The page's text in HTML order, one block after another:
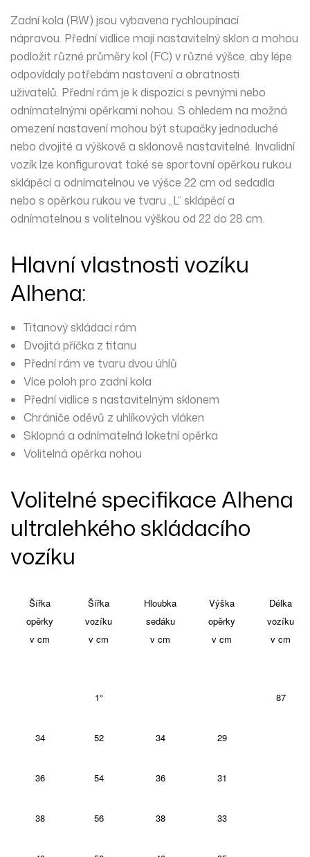
Zadní kola (RW) jsou vybavena rychloupínací
nápravou. Přední vidlice mají nastavitelný sklon a mohou
podložit různé průměry kol (FC) v různé výšce, aby lépe
odpovídaly potřebám nastavení a obratnosti
uživatelů. Přední rám je k dispozici s pevnými nebo
odnímatelnými opěrkami nohou. S ohledem na možná
omezení nastavení mohou být stupačky jednoduché
nebo dvojité a výškově a sklonově nastavitelné. Invalidní
vozík lze konfigurovat také se sportovní opěrkou rukou
sklápěcí a odnímatelnou ve výšce 22 cm od sedadla
nebo s opěrkou rukou ve tvaru „L“ sklápěcí a
odnímatelnou s volitelnou výškou od 22 do 28 cm.
Hlavní vlastnosti vozíku
Alhena:
Titanový skládací rám
Dvojitá příčka z titanu
Přední rám ve tvaru dvou úhlů
Více poloh pro zadní kola
Přední vidlice s nastavitelným sklonem
Chrániče oděvů z uhlíkových vláken
Sklopná a odnímatelná loketní opěrka
Volitelná opěrka nohou
Volitelné specifikace Alhena
ultralehkého skládacího
vozíku
Šířka
opěrky
v cm
Šířka
vozíku
v cm
Hloubka
sedáku
v cm
Výška
opěrky
v cm
Délka
vozíku
v cm
1° 87
34 52 34 29
36 54 36 31
38 56 38 33